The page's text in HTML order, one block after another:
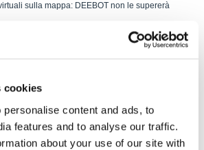
cookies
content and ads, to
features and to analyse our traffic.
about your use of our site with
sulla mappa: DEEBOT non le supererà
SÌ